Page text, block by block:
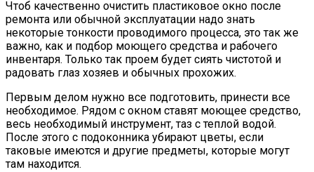
Чтоб качественно очистить пластиковое окно после
ремонта или обычной эксплуатации надо знать
некоторые тонкости проводимого процесса, это так же
важно, как и подбор моющего средства и рабочего
инвентаря. Только так проем будет сиять чистотой и
радовать глаз хозяев и обычных прохожих.
Первым делом нужно все подготовить, принести все
необходимое. Рядом с окном ставят моющее средство,
весь необходимый инструмент, таз с теплой водой.
После этого с подоконника убирают цветы, если
таковые имеются и другие предметы, которые могут
там находится.